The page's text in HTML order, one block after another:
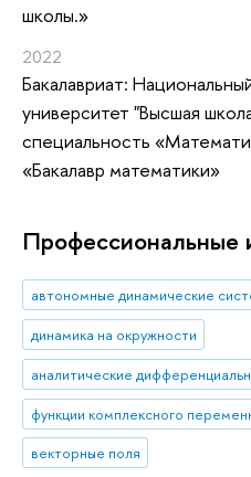
школы.»
2022
Бакалавриат:
университет "Высшая
специальность
«Бакалавр математики»
Профессиональные
автономные динамические
динамика на окружности
аналитические
функции комплексного
векторные поля